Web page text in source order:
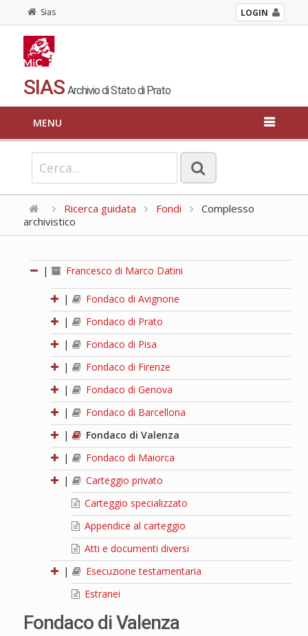
Sias LOGIN
SIAS Archivio di Stato di Prato
MENU
Ricerca guidata Fondi
Complesso
archivistico
| Francesco di Marco Datini
|
Fondaco di Avignone
|
Fondaco di Prato
|
Fondaco di Pisa
|
Fondaco di Firenze
|
Fondaco di Genova
|
Fondaco di Barcellona
|
Fondaco di Valenza
|
Fondaco di Maiorca
|
Carteggio privato
Carteggio specializzato
Appendice al carteggio
Atti e documenti diversi
|
Esecuzione testamentaria
Estranei
Fondaco di Valenza